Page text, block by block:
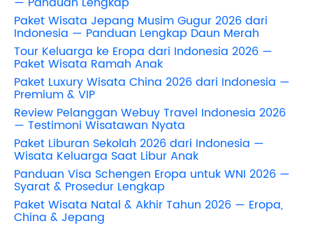
Paket Wisata Jepang Musim Gugur 2026 dari
Indonesia — Panduan Lengkap Daun Merah
Tour Keluarga ke Eropa dari Indonesia 2026 —
Paket Wisata Ramah Anak
Paket Luxury Wisata China 2026 dari Indonesia —
Premium & VIP
Review Pelanggan Webuy Travel Indonesia 2026
— Testimoni Wisatawan Nyata
Paket Liburan Sekolah 2026 dari Indonesia —
Wisata Keluarga Saat Libur Anak
Panduan Visa Schengen Eropa untuk WNI 2026 —
Syarat & Prosedur Lengkap
Paket Wisata Natal & Akhir Tahun 2026 — Eropa,
China & Jepang